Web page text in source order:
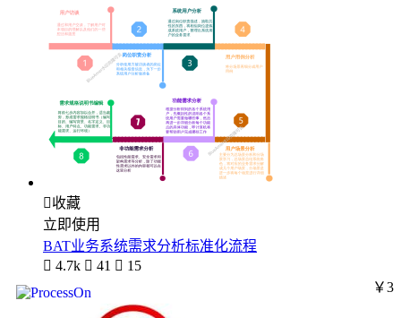
收藏
立即使用
BAT业务系统需求分析标准化流程
 4.7k  41  15
￥3